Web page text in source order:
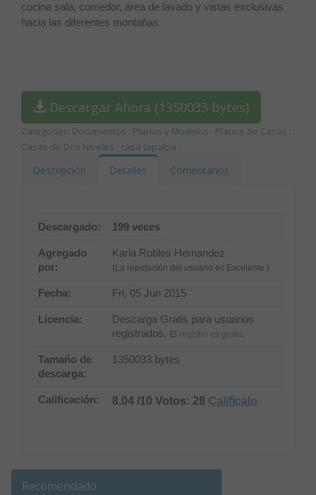
cocina sala, comedor, área de lavado y vistas exclusivas
hacia las diferentes montañas
Descargar Ahora (1350033 bytes)
Categorías: Documentos Planos y Modelos Planos de Casas
Casas de Dos Niveles : casa tapalpa
Descripción Detalles Comentarios
Descargado: 199 veces
Agregado
por:
Karla Robles Hernandez
(La reputación del usuario es Excelente )
Fecha: Fri, 05 Jun 2015
Licencia:
Descarga Gratis para usuarios
registrados. El registro es gratis.
Tamaño de
descarga:
1350033 bytes
Calificación: 8.04 /10 Votos: 28 Califícalo
Recomendado